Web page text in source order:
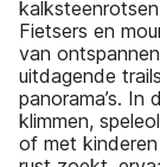
Fietsers en
van
uitdagende
panorama’s. In
klimmen,
of met